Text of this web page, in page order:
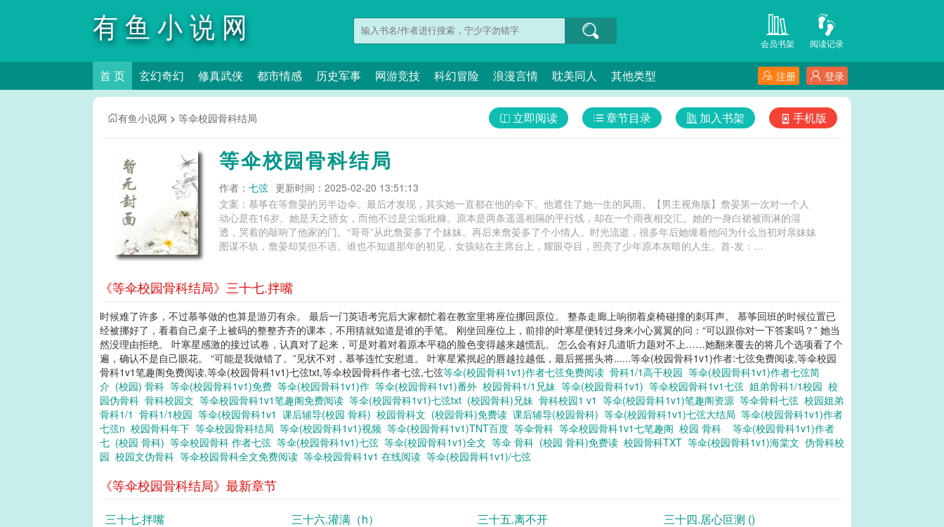
有鱼小说网 阅读记录
会员书架
首 页 玄幻奇幻 修真武侠 都市情感 历史军事 网游竞技 科幻冒险 浪漫言情 耽美同人 其他类型 登录
注册
有鱼小说网 > 等伞校园骨科结局 手机版
加入书架
章节目录
立即阅读
等伞校园骨科结局
作者： 七弦 更新时间：2025-02-20 13:51:13
文案：慕筝在等詹晏的另半边伞。最后才发现，其实她一直都在他的伞下。他遮住了她一生的风雨。【男主视角版】詹晏第一次对一个人
动心是在16岁。她是天之骄女，而他不过是尘垢粃糠。原本是两条遥遥相隔的平行线，却在一个雨夜相交汇。她的一身白裙被雨淋的湿
透，哭着的敲响了他家的门。“哥哥”从此詹晏多了个妹妹。再后来詹晏多了个小情人。时光流逝，很多年后她缠着他问为什么当初对亲妹妹
图谋不轨，詹晏却笑但不语。谁也不知道那年的初见，女孩站在主席台上，耀眼夺目，照亮了少年原本灰暗的人生。首-发：
《等伞校园骨科结局》三十七.拌嘴
时候难了许多，不过慕筝做的也算是游刃有余。 最后一门英语考完后大家都忙着在教室里将座位挪回原位。 整条走廊上响彻着桌椅碰撞的刺耳声。 慕筝回班的时候位置已
经被挪好了，看着自己桌子上被码的整整齐齐的课本，不用猜就知道是谁的手笔。 刚坐回座位上，前排的叶寒星便转过身来小心翼翼的问：“可以跟你对一下答案吗？” 她当
然没理由拒绝。 叶寒星感激的接过试卷，认真对了起来，可是对着对着原本平稳的脸色变得越来越慌乱。 怎么会有好几道听力题对不上……她翻来覆去的将几个选项看了个
遍，确认不是自己眼花。 “可能是我做错了。”见状不对，慕筝连忙安慰道。 叶寒星紧抿起的唇越拉越低，最后摇摇头将......等伞(校园骨科1v1)作者:七弦免费阅读,等伞校园
骨科1v1笔趣阁免费阅读,等伞(校园骨科1v1)七弦txt,等伞校园骨科作者七弦,七弦等伞(校园骨科1v1)作者七弦免费阅读 骨科1/1高干校园 等伞(校园骨科1v1)作者七弦简
介 (校园) 骨科 等伞(校园骨科1v1)免费 等伞(校园骨科1v1)作 等伞(校园骨科1v1)番外 校园骨科1/1兄妹 等伞(校园骨科1v1) 等伞校园骨科1v1七弦 姐弟骨科1/1校园 校
园伪骨科 骨科校园文 等伞校园骨科1v1笔趣阁免费阅读 等伞(校园骨科1v1)七弦txt (校园骨科)兄妹 骨科校园1 v1 等伞(校园骨科1v1)笔趣阁资源 等伞骨科七弦 校园姐弟
骨科1/1 骨科1/1校园 等伞(校园骨科1v1 课后辅导(校园 骨科) 校园骨科文 (校园骨科)免费读 课后辅导(校园骨科) 等伞(校园骨科1v1)七弦大结局 等伞(校园骨科1v1)作者
七弦n 校园骨科年下 等伞校园骨科结局 等伞(校园骨科1v1)视频 等伞(校园骨科1v1)TNT百度 等伞骨科 等伞校园骨科1v1七笔趣阁 校园 骨科
等伞(校园骨科1v1)作者
七 (校园 骨科) 等伞校园骨科 作者七弦 等伞(校园骨科1v1)七弦 等伞(校园骨科1v1)全文 等伞 骨科 (校园 骨科)免费读 校园骨科TXT 等伞(校园骨科1v1)海棠文 伪骨科校
园 校园文伪骨科 等伞校园骨科全文免费阅读 等伞校园骨科1v1 在线阅读 等伞(校园骨科1v1)/七弦
《等伞校园骨科结局》最新章节
三十七.拌嘴 三十六.灌满（h） 三十五.离不开 三十四.居心叵测 ()